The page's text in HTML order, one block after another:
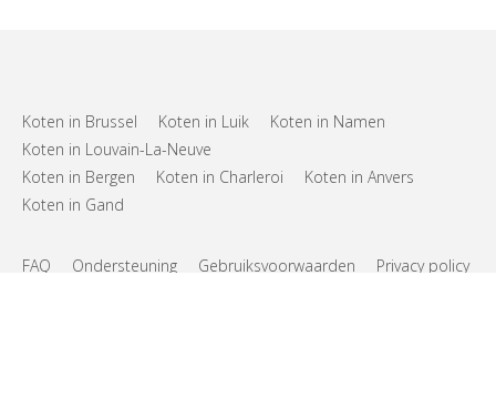
Koten in Brussel Koten in Luik
Koten in Namen
Koten in Louvain-La-Neuve
Koten in Bergen
Koten in Charleroi
Koten in Anvers
Koten in Gand
FAQ Ondersteuning Gebruiksvoorwaarden Privacy policy